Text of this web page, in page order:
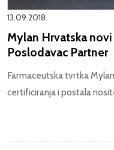
13.09.2018.
Mylan Hrvatska
Poslodavac Partner
Farmaceutska tvrtka
certificiranja i postala